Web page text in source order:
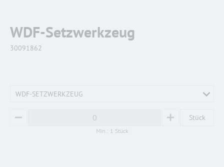
WDF-Setzwerkzeug
30091862
WDF-SETZWERKZEUG
MINUS PLUS Stück
Min.: 1 Stück